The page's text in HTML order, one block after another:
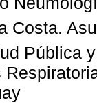
Costa.
Pública